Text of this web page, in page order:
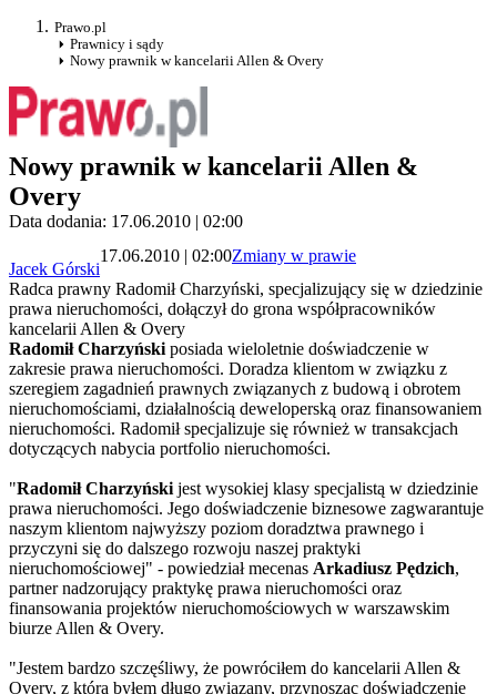
Prawo.pl
Prawnicy i sądy
Nowy prawnik w kancelarii Allen & Overy
Nowy prawnik w kancelarii Allen &
Overy
Data dodania: 17.06.2010 | 02:00
Jacek Górski
17.06.2010 | 02:00Zmiany w prawie
Radca prawny Radomił Charzyński, specjalizujący się w dziedzinie
prawa nieruchomości, dołączył do grona współpracowników
kancelarii Allen & Overy
Radomił Charzyńskiposiada wieloletnie doświadczenie w
zakresie prawa nieruchomości. Doradza klientom w związku z
szeregiem zagadnień prawnych związanych z budową i obrotem
nieruchomościami, działalnością deweloperską oraz finansowaniem
nieruchomości. Radomił specjalizuje się również w transakcjach
dotyczących nabycia portfolio nieruchomości.
"Radomił Charzyńskijest wysokiej klasy specjalistą w dziedzinie
prawa nieruchomości. Jego doświadczenie biznesowe zagwarantuje
naszym klientom najwyższy poziom doradztwa prawnego i
przyczyni się do dalszego rozwoju naszej praktyki
nieruchomościowej" - powiedział mecenas Arkadiusz Pędzich,
partner nadzorujący praktykę prawa nieruchomości oraz
finansowania projektów nieruchomościowych w warszawskim
biurze Allen & Overy.
"Jestem bardzo szczęśliwy, że powróciłem do kancelarii Allen &
Overy, z którą byłem długo związany, przynosząc doświadczenie